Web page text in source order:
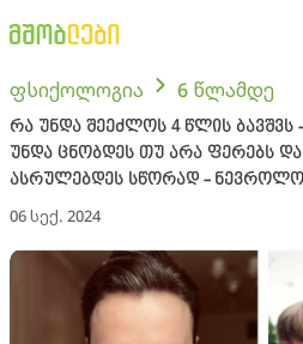
ფსიქოლოგია 6 წლამდე
რა უნდა შეეძლოს 4 წლის
უნდა ცნობდეს თუ არა ფერებს
ასრულებდეს სწორად -
06 სექ. 2024